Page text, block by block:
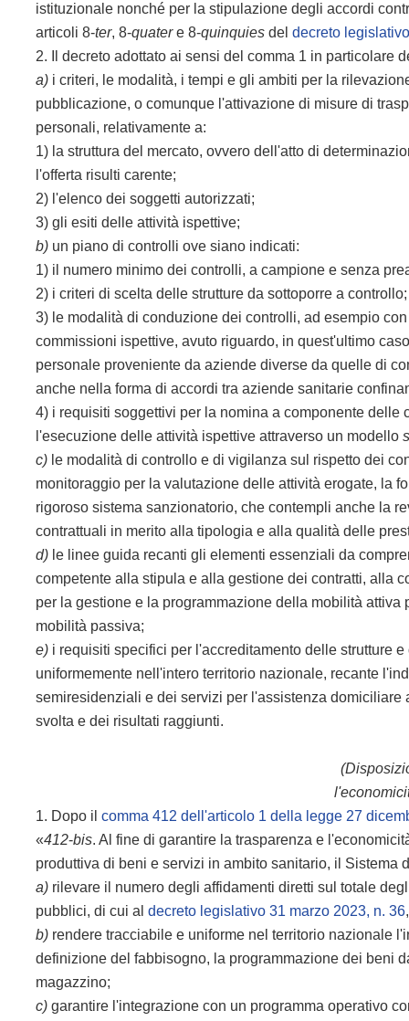
istituzionale nonché per la stipulazione degli accordi
articoli 8-ter, 8-quatere 8-quinquies deldecreto
2. Il decreto adottato ai sensi del comma 1 in particolare
a) i criteri, le modalità, i tempi e gli ambiti per la
pubblicazione, o comunque l'attivazione di misure di
personali, relativamente a:
1) la struttura del mercato, ovvero dell'atto di
l'offerta risulti carente;
2) l'elenco dei soggetti autorizzati;
3) gli esiti delle attività ispettive;
b) un piano di controlli ove siano indicati:
1) il numero minimo dei controlli, a campione e senza
2) i criteri di scelta delle strutture da sottoporre a controllo;
3) le modalità di conduzione dei controlli, ad esempio
commissioni ispettive, avuto riguardo, in quest'ultimo
personale proveniente da aziende diverse da quelle di
anche nella forma di accordi tra aziende sanitarie
4) i requisiti soggettivi per la nomina a componente
l'esecuzione delle attività ispettive attraverso un modello
c) le modalità di controllo e di vigilanza sul rispetto dei
monitoraggio per la valutazione delle attività erogate, la
rigoroso sistema sanzionatorio, che contempli anche la
contrattuali in merito alla tipologia e alla qualità delle
d) le linee guida recanti gli elementi essenziali da
competente alla stipula e alla gestione dei contratti, alla
per la gestione e la programmazione della mobilità
mobilità passiva;
e) i requisiti specifici per l'accreditamento delle strutture
uniformemente nell'intero territorio nazionale, recante
semiresidenziali e dei servizi per l'assistenza
svolta e dei risultati raggiunti.
1. Dopo ilcomma 412 dell'articolo 1 della legge 27
«412-bis. Al fine di garantire la trasparenza e
produttiva di beni e servizi in ambito sanitario, il
a) rilevare il numero degli affidamenti diretti sul totale
pubblici, di cui aldecreto legislativo 31 marzo 2023, n. 36
b) rendere tracciabile e uniforme nel territorio nazionale
definizione del fabbisogno, la programmazione dei beni
magazzino;
c) garantire l'integrazione con un programma operativo